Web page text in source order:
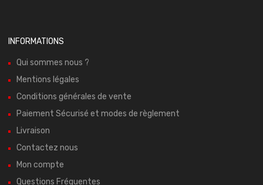
INFORMATIONS
Qui sommes nous ?
Mentions légales
Conditions générales de vente
Paiement Sécurisé et modes de règlement
Livraison
Contactez nous
Mon compte
Questions Fréquentes